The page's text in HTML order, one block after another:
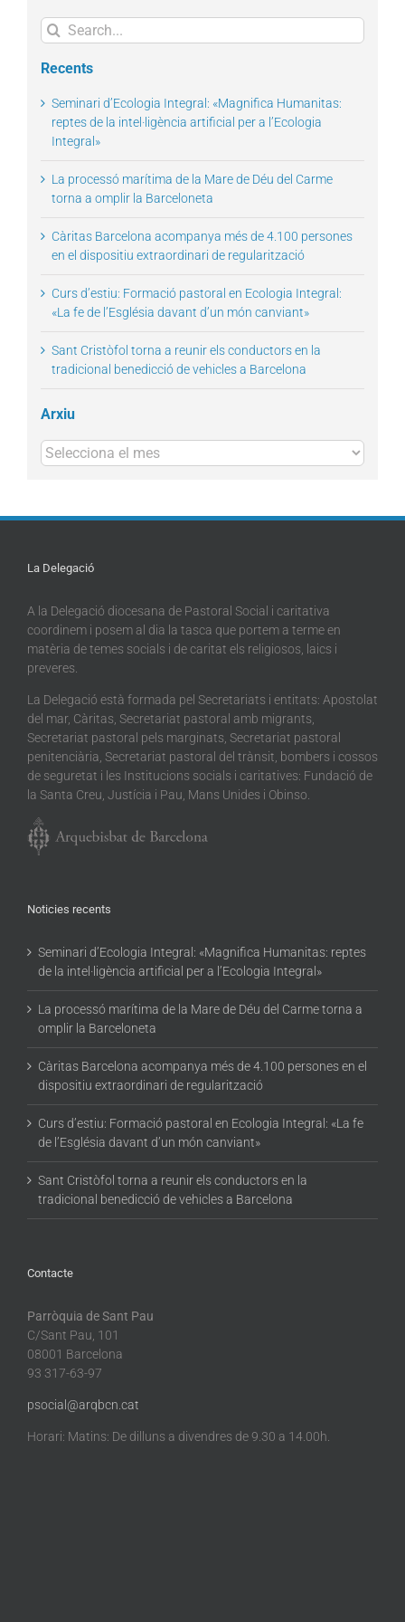
Search
for:
Recents
Seminari d’Ecologia Integral: «Magnifica Humanitas:
reptes de la intel·ligència artificial per a l’Ecologia
Integral»
La processó marítima de la Mare de Déu del Carme
torna a omplir la Barceloneta
Càritas Barcelona acompanya més de 4.100 persones
en el dispositiu extraordinari de regularització
Curs d’estiu: Formació pastoral en Ecologia Integral:
«La fe de l’Església davant d’un món canviant»
Sant Cristòfol torna a reunir els conductors en la
tradicional benedicció de vehicles a Barcelona
Arxiu
Arxius
La Delegació
A la Delegació diocesana de Pastoral Social i caritativa
coordinem i posem al dia la tasca que portem a terme en
matèria de temes socials i de caritat els religiosos, laics i
preveres.
La Delegació està formada pel Secretariats i entitats: Apostolat
del mar, Càritas, Secretariat pastoral amb migrants,
Secretariat pastoral pels marginats, Secretariat pastoral
penitenciària, Secretariat pastoral del trànsit, bombers i cossos
de seguretat i les Institucions socials i caritatives: Fundació de
la Santa Creu, Justícia i Pau, Mans Unides i Obinso.
Noticies recents
Seminari d’Ecologia Integral: «Magnifica Humanitas: reptes
de la intel·ligència artificial per a l’Ecologia Integral»
La processó marítima de la Mare de Déu del Carme torna a
omplir la Barceloneta
Càritas Barcelona acompanya més de 4.100 persones en el
dispositiu extraordinari de regularització
Curs d’estiu: Formació pastoral en Ecologia Integral: «La fe
de l’Església davant d’un món canviant»
Sant Cristòfol torna a reunir els conductors en la
tradicional benedicció de vehicles a Barcelona
Contacte
Parròquia de Sant Pau
C/Sant Pau, 101
08001 Barcelona
93 317-63-97
psocial@arqbcn.cat
Horari: Matins: De dilluns a divendres de 9.30 a 14.00h.